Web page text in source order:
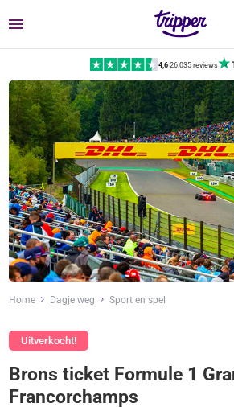
Menu
4,6|26.035 reviews
Home Dagje weg Sport en spel
Uitverkocht!
Brons ticket Formule 1
Francorchamps